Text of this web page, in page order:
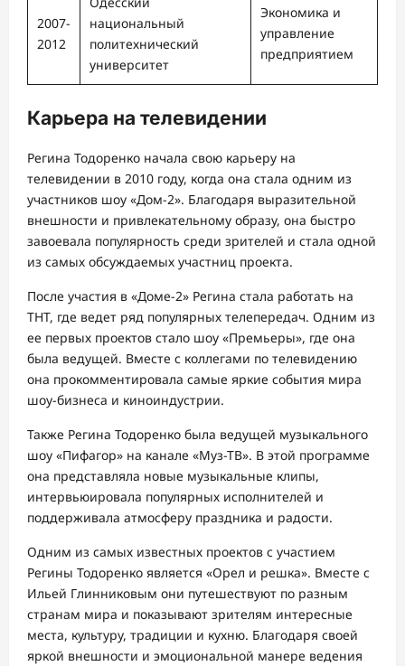
2007-
2012
национальный
политехнический
университет
Экономика и
управление
предприятием
Карьера на телевидении
Регина Тодоренко начала свою карьеру на
телевидении в 2010 году, когда она стала одним из
участников шоу «Дом-2». Благодаря выразительной
внешности и привлекательному образу, она быстро
завоевала популярность среди зрителей и стала одной
из самых обсуждаемых участниц проекта.
После участия в «Доме-2» Регина стала работать на
ТНТ, где ведет ряд популярных телепередач. Одним из
ее первых проектов стало шоу «Премьеры», где она
была ведущей. Вместе с коллегами по телевидению
она прокомментировала самые яркие события мира
шоу-бизнеса и киноиндустрии.
Также Регина Тодоренко была ведущей музыкального
шоу «Пифагор» на канале «Муз-ТВ». В этой программе
она представляла новые музыкальные клипы,
интервьюировала популярных исполнителей и
поддерживала атмосферу праздника и радости.
Одним из самых известных проектов с участием
Регины Тодоренко является «Орел и решка». Вместе с
Ильей Глинниковым они путешествуют по разным
странам мира и показывают зрителям интересные
места, культуру, традиции и кухню. Благодаря своей
яркой внешности и эмоциональной манере ведения